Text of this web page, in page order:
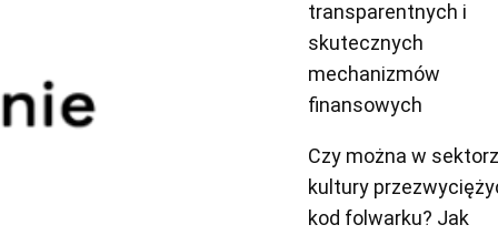
transparentnych i
skutecznych
mechanizmów
finansowych
Czy można w
kultury
kod folwarku? Jak